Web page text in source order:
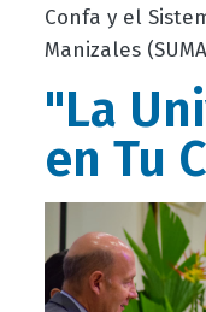
Confa y el
Manizales
"La
en Tu